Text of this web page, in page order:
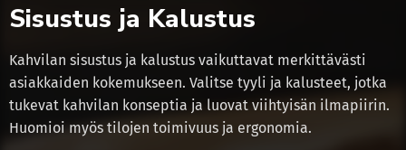
Sisustus ja Kalustus
Kahvilan sisustus ja kalustus vaikuttavat merkittävästi
asiakkaiden kokemukseen. Valitse tyyli ja kalusteet, jotka
tukevat kahvilan konseptia ja luovat viihtyisän ilmapiirin.
Huomioi myös tilojen toimivuus ja ergonomia.